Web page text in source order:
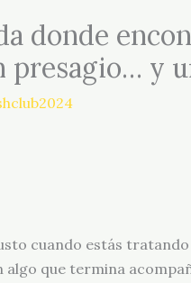
donde
presagio… y
cuando estás
algo que termina